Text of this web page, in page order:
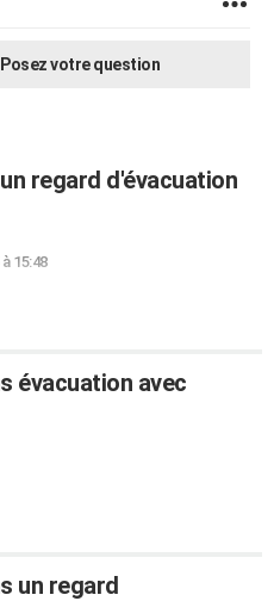
Posez votre question
regard d'évacuation
15:48
évacuation avec
un regard